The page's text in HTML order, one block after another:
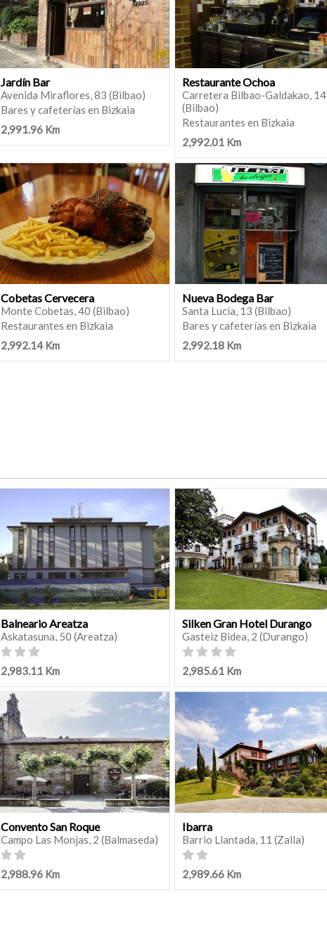
Jardín Bar
Avenida Miraflores, 83 (Bilbao)
Bares y cafeterías en Bizkaia
2,991.96 Km
Restaurante Ochoa
Carretera Bilbao-Galdakao, 14
(Bilbao)
Restaurantes en Bizkaia
2,992.01 Km
Cobetas Cervecera
Monte Cobetas, 40 (Bilbao)
Restaurantes en Bizkaia
2,992.14 Km
Nueva Bodega Bar
Santa Lucía, 13 (Bilbao)
Bares y cafeterías en Bizkaia
2,992.18 Km
Balneario Areatza
Askatasuna, 50 (Areatza)
2,983.11 Km
Silken Gran Hotel Durango
Gasteiz Bidea, 2 (Durango)
2,985.61 Km
Convento San Roque
Campo Las Monjas, 2 (Balmaseda)
2,988.96 Km
Ibarra
Barrio Llantada, 11 (Zalla)
2,989.66 Km